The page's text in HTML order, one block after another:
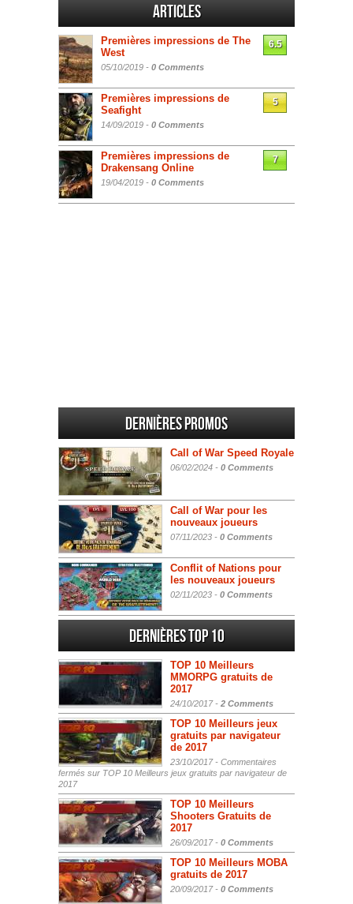
Articles
Premières impressions de The
West
05/10/2019 - 0 Comments
6.5
Premières impressions de
Seafight
14/09/2019 - 0 Comments
5
Premières impressions de
Drakensang Online
19/04/2019 - 0 Comments
7
Dernières promos
Call of War Speed Royale
06/02/2024 - 0 Comments
Call of War pour les
nouveaux joueurs
07/11/2023 - 0 Comments
Conflit of Nations pour
les nouveaux joueurs
02/11/2023 - 0 Comments
Dernières Top 10
TOP 10 Meilleurs
MMORPG gratuits de
2017
24/10/2017 - 2 Comments
TOP 10 Meilleurs jeux
gratuits par navigateur
de 2017
23/10/2017 - Commentaires
fermés sur TOP 10 Meilleurs jeux gratuits par navigateur de
2017
TOP 10 Meilleurs
Shooters Gratuits de
2017
26/09/2017 - 0 Comments
TOP 10 Meilleurs MOBA
gratuits de 2017
20/09/2017 - 0 Comments